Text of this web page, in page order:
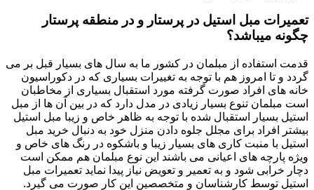
تعمیرات مبل استیل در پرستار و در منطقه پرستار
چگونه میباشد؟
قدمت استفاده از مبلمان در کشور ما به سال های بسیار قبل بر می
گردد و تا امروز هم با توجه به تغییرات بسیاری که در دکوراسیون
خانه های افراد صورت گرفته مورد استقبال بسیاری از مخاطبان
است مبلمان تنوع بسیار زیادی در مدل دارد که در بین آن ها از مبل
استیل بسیار استقبال شده با توجه به ظاهر خاص و زیبا مبل استیل
بیشتر افراد برای مجلل جلوه دادن منزل خود به دنبال خرید مبل
استیل با منبت کاری های بسیار زیبا و باشکوه در رنگ های خاص و
ویژه پارچه های اعیانی می باشند این نوع مبلمان هم ممکن است
دچار خرابی شود و به تعمیر و تعویض نیاز پیدا نماید تعمیرات مبل
استیل توسط کارشناسان و متخصصین این کار صورت می گیرد.